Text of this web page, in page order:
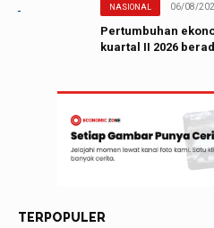
NASIONAL 06/08/
Pertumbuhan
kuartal II 2026
TERPOPULER